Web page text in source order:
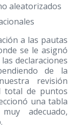
aleatorizados
a las pautas
se le asignó
declaraciones
de la
revisión
total de puntos
una tabla
adecuado,